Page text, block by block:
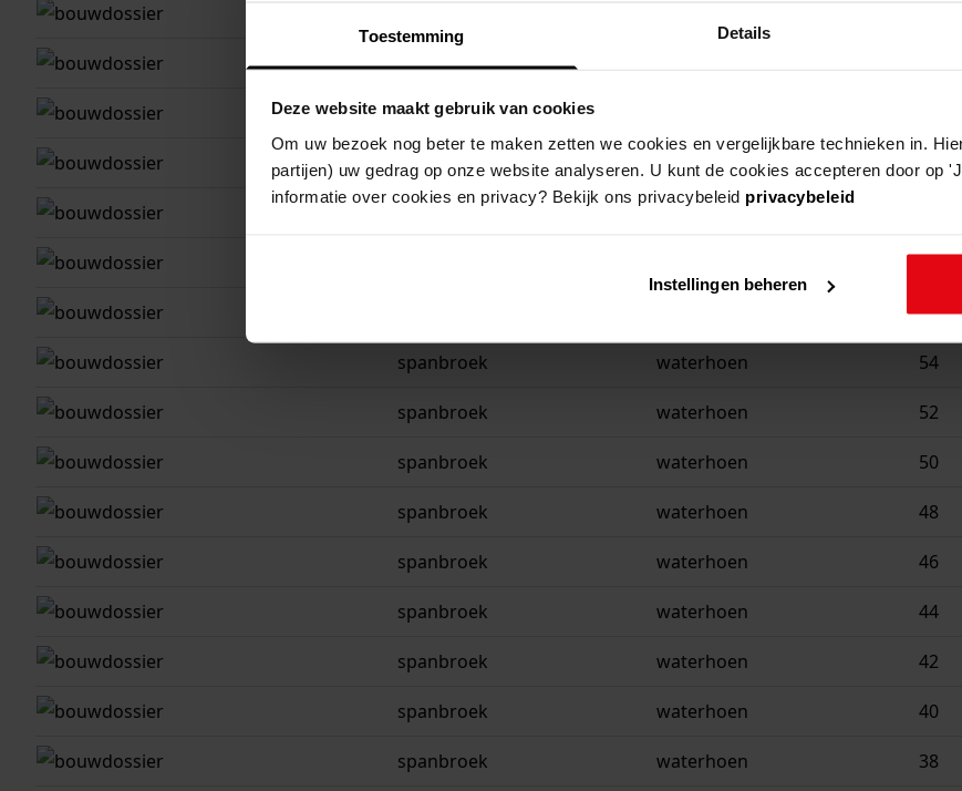
Toestemming Details
Deze website maakt gebruik van cookies
Om uw bezoek nog beter te maken zetten we cookies en vergelijkbare technieken in.
partijen) uw gedrag op onze website analyseren. U kunt de cookies accepteren door op
informatie over cookies en privacy? Bekijk ons privacybeleid privacybeleid
Instellingen beheren
spanbroek
spanbroek
spanbroek waterhoen 62
spanbroek waterhoen
58
56
spanbroek waterhoen 54
spanbroek waterhoen 52
spanbroek waterhoen 50
spanbroek waterhoen 48
spanbroek waterhoen 46
spanbroek waterhoen 44
spanbroek waterhoen 42
spanbroek waterhoen 40
spanbroek waterhoen 38